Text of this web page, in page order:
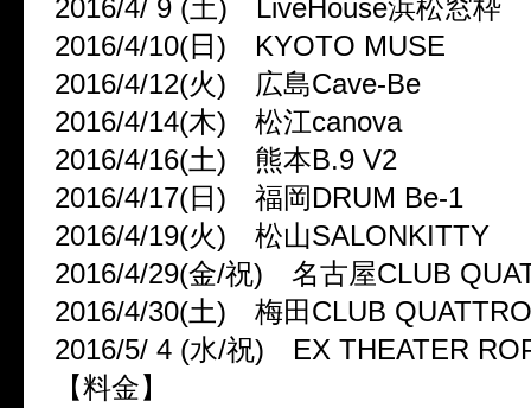
2016/4/ 9 (土) LiveHouse浜松窓枠
2016/4/10(日) KYOTO MUSE
2016/4/12(火) 広島Cave-Be
2016/4/14(木) 松江canova
2016/4/16(土) 熊本B.9 V2
2016/4/17(日) 福岡DRUM Be-1
2016/4/19(火) 松山SALONKITTY
2016/4/29(金/祝) 名古屋CLUB
2016/4/30(土) 梅田CLUB QUATTRO
2016/5/ 4 (水/祝) EX THEATER
【料金】